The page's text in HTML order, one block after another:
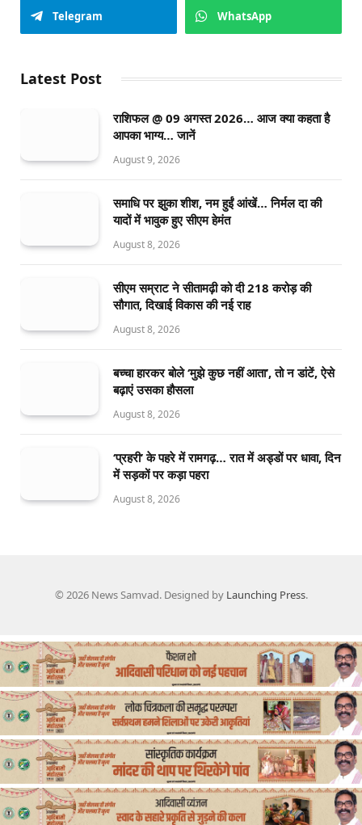
Telegram WhatsApp
Latest Post
राशिफल @ 09 अगस्त 2026… आज क्या कहता है
आपका भाग्य… जानें
August 9, 2026
समाधि पर झुका शीश, नम हुईं आंखें… निर्मल दा की
यादों में भावुक हुए सीएम हेमंत
August 8, 2026
सीएम सम्राट ने सीतामढ़ी को दी 218 करोड़ की
सौगात, दिखाई विकास की नई राह
August 8, 2026
बच्चा हारकर बोले ‘मुझे कुछ नहीं आता’, तो न डांटें, ऐसे
बढ़ाएं उसका हौसला
August 8, 2026
‘प्रहरी’ के पहरे में रामगढ़… रात में अड्डों पर धावा, दिन
में सड़कों पर कड़ा पहरा
August 8, 2026
© 2026 News Samvad. Designed by Launching Press.